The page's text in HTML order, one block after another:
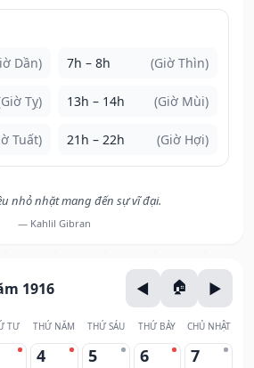
Dần) 7h – 8h (Giờ Thìn)
Tỵ) 13h – 14h (Giờ Mùi)
Tuất) 21h – 22h (Giờ Hợi)
nhỏ nhặt mang đến sự vĩ đại.
— Kahlil Gibran
1916
TƯ THỨ NĂM THỨ SÁU THỨ BẢY CHỦ NHẬT
4 5 6 7